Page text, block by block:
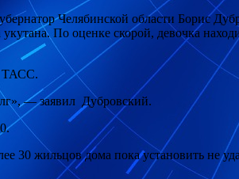
Челябинской области Борис
укутана. По оценке скорой, девочка
ТАСС.
— заявил Дубровский.
30 жильцов дома пока установить не